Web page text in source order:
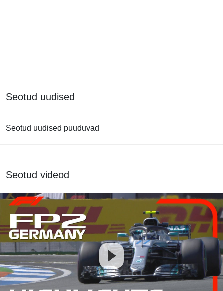
Seotud uudised
Seotud uudised puuduvad
Seotud videod